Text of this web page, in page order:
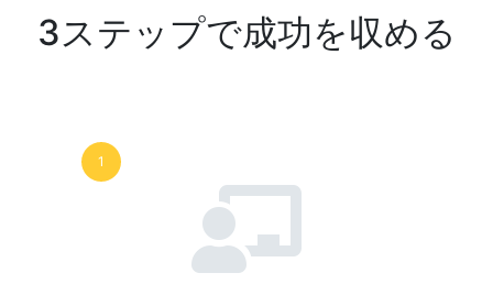
3ステップで成功を収める
1